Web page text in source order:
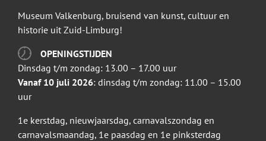
Museum Valkenburg, bruisend van kunst, cultuur en
historie uit Zuid-Limburg!
OPENINGSTIJDEN
Dinsdag t/m zondag: 13.00 – 17.00 uur
Vanaf 10 juli 2026: dinsdag t/m zondag: 11.00 – 15.00
uur
1e kerstdag, nieuwjaarsdag, carnavalszondag en
carnavalsmaandag, 1e paasdag en 1e pinksterdag